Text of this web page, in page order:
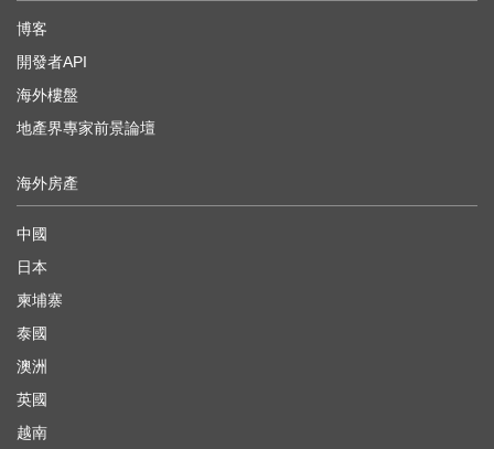
博客
開發者API
海外樓盤
地產界專家前景論壇
海外房產
中國
日本
柬埔寨
泰國
澳洲
英國
越南